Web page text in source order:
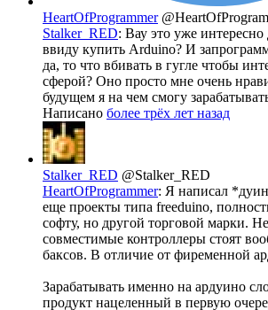
HeartOfProgrammer
Stalker_RED: Вау это уже
ввиду купить Arduino? И
да, то что вбивать в гугле чтобы
сферой? Оно просто мне очень
будущем я на чем смогу
Написано более трёх лет назад
Stalker_RED @Stalker_RED
HeartOfProgrammer: Я написал
еще проекты типа freeduino,
софту, но другой торговой марки.
совместимые контроллеры стоят
баксов. В отличие от фиременной
Зарабатывать именно на ардуино
продукт нацеленный в первую